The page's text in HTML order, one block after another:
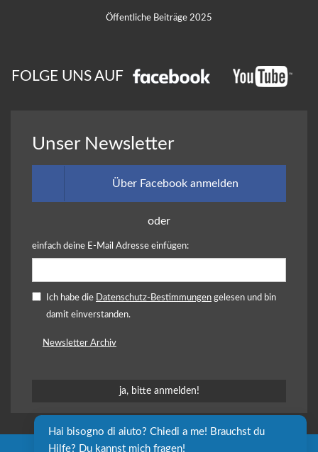
Öffentliche Beiträge 2025
FOLGE UNS AUF
Unser Newsletter
Über Facebook anmelden
oder
einfach deine E-Mail Adresse einfügen:
Ich habe die Datenschutz-Bestimmungen gelesen und bin
damit einverstanden.
Newsletter Archiv
Hai bisogno di aiuto? Chiedi a me! Brauchst du
Hilfe? Du kannst mich fragen!